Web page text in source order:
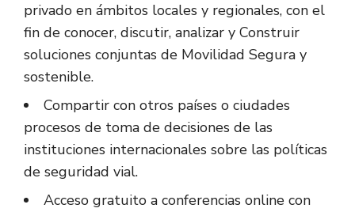
privado en ámbitos locales y regionales, con el
fin de conocer, discutir, analizar y Construir
soluciones conjuntas de Movilidad Segura y
sostenible.
Compartir con otros países o ciudades
procesos de toma de decisiones de las
instituciones internacionales sobre las políticas
de seguridad vial.
Acceso gratuito a conferencias online con